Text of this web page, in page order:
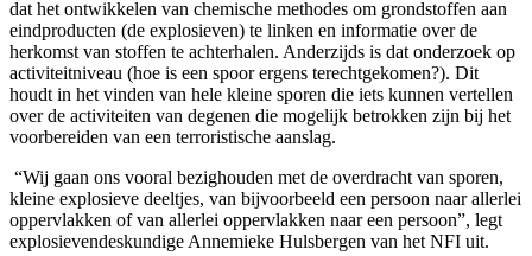
dat het ontwikkelen van chemische methodes om grondstoffen aan
eindproducten (de explosieven) te linken en informatie over de
herkomst van stoffen te achterhalen. Anderzijds is dat onderzoek op
activiteitniveau (hoe is een spoor ergens terechtgekomen?). Dit
houdt in het vinden van hele kleine sporen die iets kunnen vertellen
over de activiteiten van degenen die mogelijk betrokken zijn bij het
voorbereiden van een terroristische aanslag.
“Wij gaan ons vooral bezighouden met de overdracht van sporen,
kleine explosieve deeltjes, van bijvoorbeeld een persoon naar allerlei
oppervlakken of van allerlei oppervlakken naar een persoon”, legt
explosievendeskundige Annemieke Hulsbergen van het NFI uit.